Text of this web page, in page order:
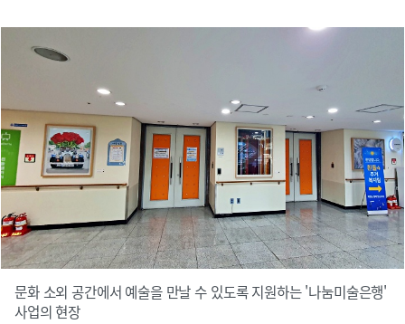
문화 소외 공간에서 예술을 만날 수 있도록 지원하는 '나눔미술은행'
사업의 현장